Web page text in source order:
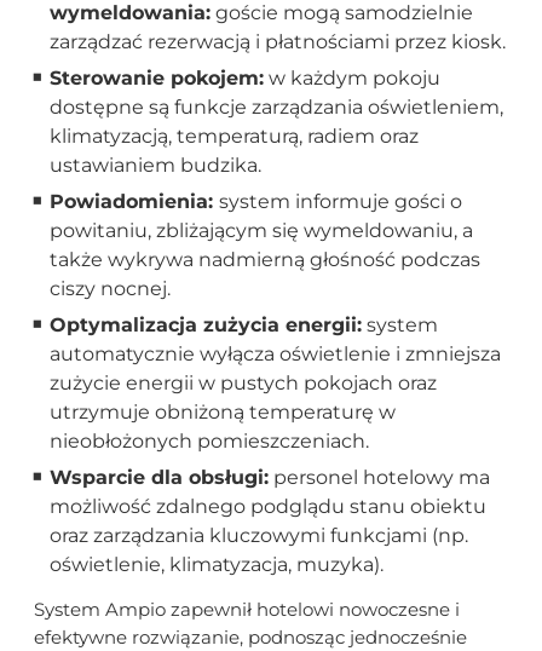
wymeldowania: goście mogą samodzielnie
zarządzać rezerwacją i płatnościami przez kiosk.
Sterowanie pokojem: w każdym pokoju
dostępne są funkcje zarządzania oświetleniem,
klimatyzacją, temperaturą, radiem oraz
ustawianiem budzika.
Powiadomienia: system informuje gości o
powitaniu, zbliżającym się wymeldowaniu, a
także wykrywa nadmierną głośność podczas
ciszy nocnej.
Optymalizacja zużycia energii: system
automatycznie wyłącza oświetlenie i zmniejsza
zużycie energii w pustych pokojach oraz
utrzymuje obniżoną temperaturę w
nieobłożonych pomieszczeniach.
Wsparcie dla obsługi: personel hotelowy ma
możliwość zdalnego podglądu stanu obiektu
oraz zarządzania kluczowymi funkcjami (np.
oświetlenie, klimatyzacja, muzyka).
System Ampio zapewnił hotelowi nowoczesne i
efektywne rozwiązanie, podnosząc jednocześnie